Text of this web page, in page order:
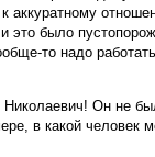
аккуратному
это было
то надо
Он не
в какой человек